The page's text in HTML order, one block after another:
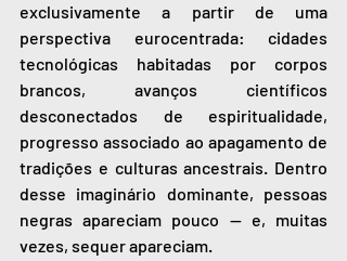
exclusivamente a partir de uma
perspectiva eurocentrada: cidades
tecnológicas habitadas por corpos
brancos, avanços científicos
desconectados de espiritualidade,
progresso associado ao apagamento de
tradições e culturas ancestrais. Dentro
desse imaginário dominante, pessoas
negras apareciam pouco — e, muitas
vezes, sequer apareciam.